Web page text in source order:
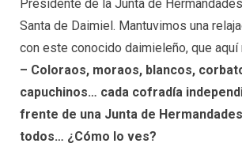
Presidente de la Junta de
Santa de Daimiel. Mantuvimos una
con este conocido daimieleño, que aquí
– Coloraos, moraos, blancos,
capuchinos… cada cofradía
frente de una Junta de
todos… ¿Cómo lo ves?